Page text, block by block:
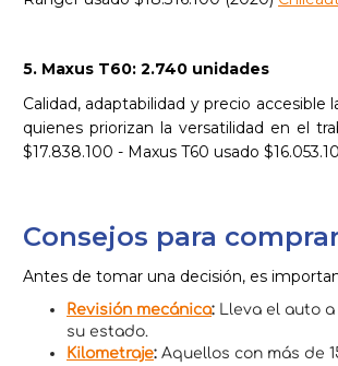
5. Maxus T60: 2.740 unidades
Calidad, adaptabilidad y precio
quienes priorizan la versatilidad en el
$17.838.100 - Maxus T60 usado
Consejos para
Antes de tomar una decisión, es
Revisión mecánica: Lleva el auto
su estado.
Kilometraje: Aquellos con más de